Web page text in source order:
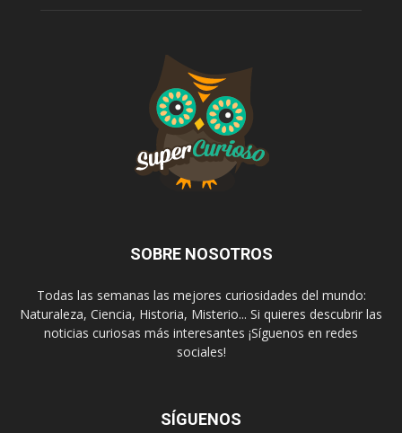
SOBRE NOSOTROS
Todas las semanas las mejores curiosidades del mundo:
Naturaleza, Ciencia, Historia, Misterio... Si quieres descubrir las
noticias curiosas más interesantes ¡Síguenos en redes
sociales!
SÍGUENOS